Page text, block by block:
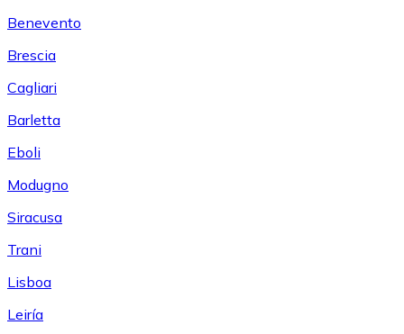
Benevento
Brescia
Cagliari
Barletta
Eboli
Modugno
Siracusa
Trani
Lisboa
Leiría